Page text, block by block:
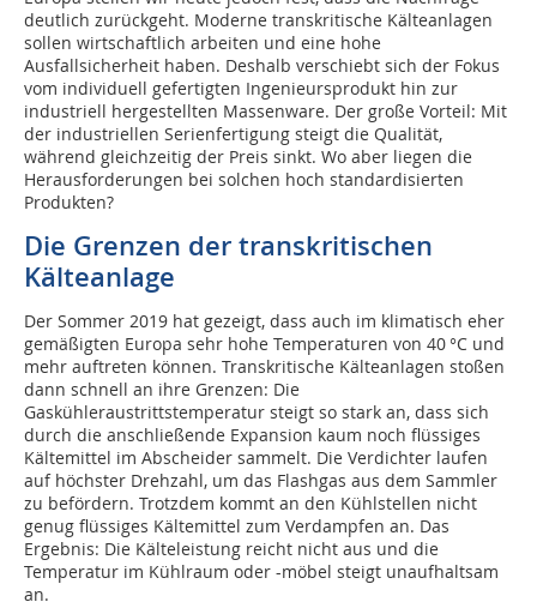
deutlich zurückgeht. Moderne transkritische Kälteanlagen
sollen wirtschaftlich arbeiten und eine hohe
Ausfallsicherheit haben. Deshalb verschiebt sich der Fokus
vom individuell gefertigten Ingenieursprodukt hin zur
industriell hergestellten Massenware. Der große Vorteil: Mit
der industriellen Serienfertigung steigt die Qualität,
während gleichzeitig der Preis sinkt. Wo aber liegen die
Herausforderungen bei solchen hoch standardisierten
Produkten?
Die Grenzen der transkritischen
Kälteanlage
Der Sommer 2019 hat gezeigt, dass auch im klimatisch eher
gemäßigten Europa sehr hohe Temperaturen von 40 °C und
mehr auftreten können. Transkritische Kälteanlagen stoßen
dann schnell an ihre Grenzen: Die
Gaskühleraustrittstemperatur steigt so stark an, dass sich
durch die anschließende Expansion kaum noch flüssiges
Kältemittel im Abscheider sammelt. Die Verdichter laufen
auf höchster Drehzahl, um das Flashgas aus dem Sammler
zu befördern. Trotzdem kommt an den Kühlstellen nicht
genug flüssiges Kältemittel zum Verdampfen an. Das
Ergebnis: Die Kälteleistung reicht nicht aus und die
Temperatur im Kühlraum oder -möbel steigt unaufhaltsam
an.